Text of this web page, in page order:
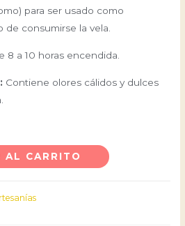
para ser usado como
consumirse la vela.
8 a 10 horas encendida.
Contiene olores cálidos y dulces
AL CARRITO